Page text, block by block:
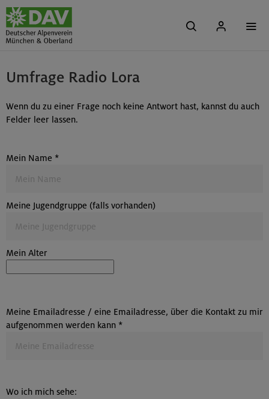
Umfrage Radio Lora
Wenn du zu einer Frage noch keine Antwort hast, kannst du auch
Felder leer lassen.
Mein Name *
Meine Jugendgruppe (falls vorhanden)
Mein Alter
Meine Emailadresse / eine Emailadresse, über die Kontakt zu mir
aufgenommen werden kann *
Wo ich mich sehe: